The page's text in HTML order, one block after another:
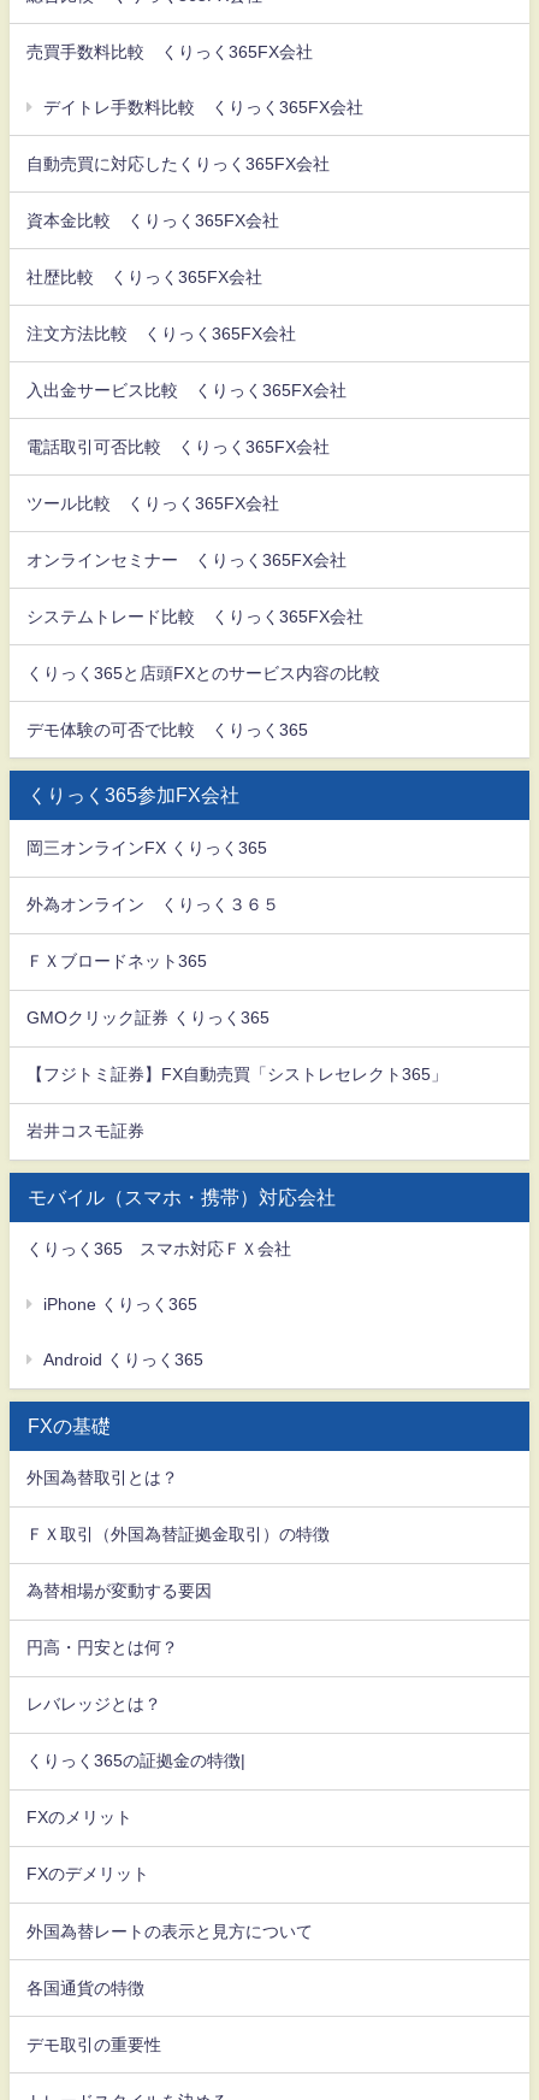
売買手数料比較 くりっく365FX会社
デイトレ手数料比較 くりっく365FX会社
自動売買に対応したくりっく365FX会社
資本金比較 くりっく365FX会社
社歴比較 くりっく365FX会社
注文方法比較 くりっく365FX会社
入出金サービス比較 くりっく365FX会社
電話取引可否比較 くりっく365FX会社
ツール比較 くりっく365FX会社
オンラインセミナー くりっく365FX会社
システムトレード比較 くりっく365FX会社
くりっく365と店頭FXとのサービス内容の比較
デモ体験の可否で比較 くりっく365
くりっく365参加FX会社
岡三オンラインFX くりっく365
外為オンライン くりっく３６５
ＦＸブロードネット365
GMOクリック証券 くりっく365
【フジトミ証券】FX自動売買「シストレセレクト365」
岩井コスモ証券
モバイル（スマホ・携帯）対応会社
くりっく365 スマホ対応ＦＸ会社
iPhone くりっく365
Android くりっく365
FXの基礎
外国為替取引とは？
ＦＸ取引（外国為替証拠金取引）の特徴
為替相場が変動する要因
円高・円安とは何？
レバレッジとは？
くりっく365の証拠金の特徴|
FXのメリット
FXのデメリット
外国為替レートの表示と見方について
各国通貨の特徴
デモ取引の重要性